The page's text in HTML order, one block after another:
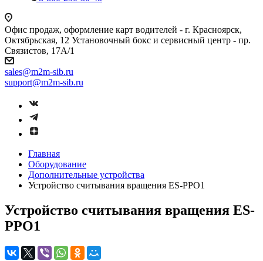
Офис продаж, оформление карт водителей - г. Красноярск,
Октябрьская, 12 Установочный бокс и сервисный центр - пр.
Связистов, 17А/1
sales@m2m-sib.ru
support@m2m-sib.ru
Главная
Оборудование
Дополнительные устройства
Устройство считывания вращения ES-PPO1
Устройство считывания вращения ES-
PPO1